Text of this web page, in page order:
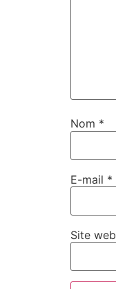
Nom *
E-mail *
Site web